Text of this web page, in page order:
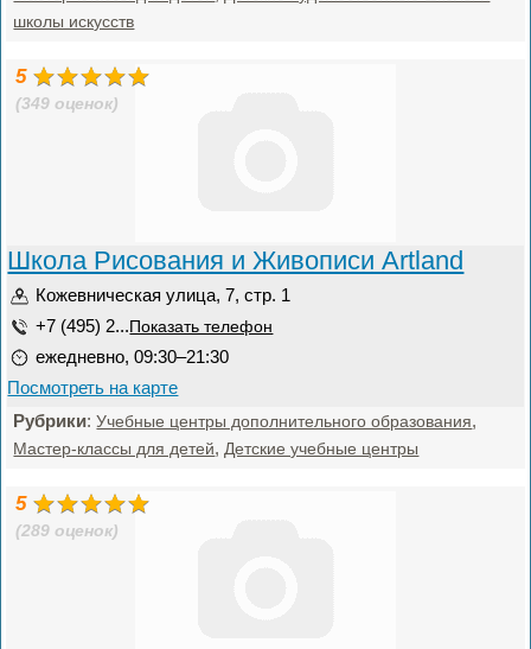
школы искусств
5
(349 оценок)
Школа Рисования и Живописи Artland
Кожевническая улица, 7, стр. 1
+7 (495) 2... Показать телефон
ежедневно, 09:30–21:30
Посмотреть на карте
Рубрики:Учебные центры дополнительного образования,
Мастер-классы для детей, Детские учебные центры
5
(289 оценок)